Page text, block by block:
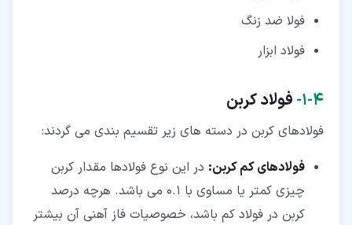
فولا ضد زنگ
فولاد ابزار
۴‏-‏۱‏- فولاد کربن
فولادهای کربن در دسته های زیر تقسیم بندی می گردند:
فولادهای کم کربن: در این نوع فولادها مقدار کربن
چیزی کمتر یا مساوی با 0.1 می باشد. هرچه درصد
کربن در فولاد کم باشد، خصوصیات فاز آهنی آن بیشتر